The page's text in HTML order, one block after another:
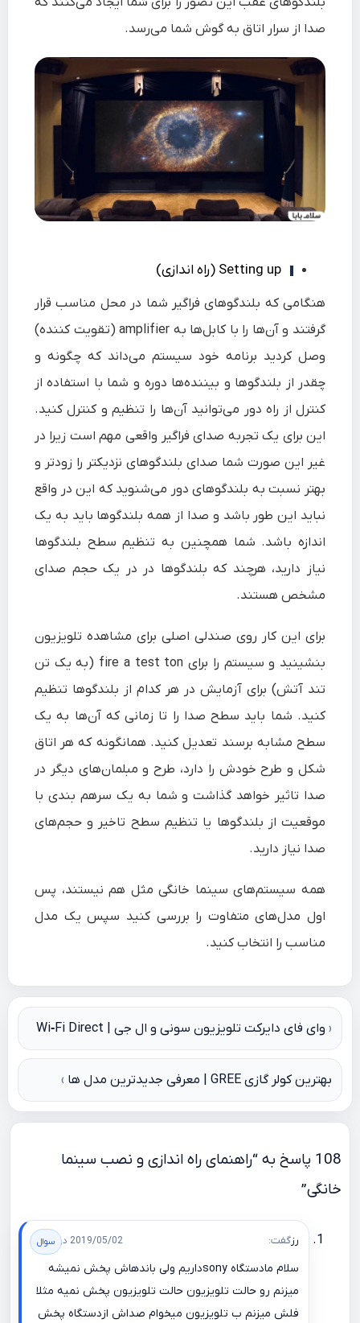
صدا از سرار اتاق به گوش شما می‌رسد.
Setting up (راه اندازی)
هنگامی که بلندگوهای فراگیر شما در محل مناسب قرار
گرفتند و آن‌ها را با کابل‌ها به amplifier (تقویت کننده)
وصل کردید برنامه خود سیستم می‌داند که چگونه و
چقدر از بلندگوها و بیننده‌ها دوره و شما با استفاده از
کنترل از راه دور می‌توانید آن‌ها را تنظیم و کنترل کنید.
این برای یک تجربه صدای فراگیر واقعی مهم است زیرا در
غیر این صورت شما صدای بلندگو‌های نزدیکتر را زودتر و
بهتر نسبت به بلندگوهای دور می‌شنوید که این در واقع
نباید این طور باشد و صدا از همه بلندگوها باید به یک
اندازه باشد. شما همچنین به تنظیم سطح بلندگوها
نیاز دارید، هرچند که بلندگوها در در یک حجم صدای
مشخص هستند.
برای این کار روی صندلی اصلی برای مشاهده تلویزیون
بنشینید و سیستم را برای fire a test ton (به یک تن
تند آتش) برای آزمایش در هر کدام از بلندگوها تنظیم
کنید. شما باید سطح صدا را تا زمانی که آن‌ها به یک
سطح مشابه برسند تعدیل کنید. همانگونه که هر اتاق
شکل و طرح خودش را دارد، طرح و مبلمان‌های دیگر در
صدا تاثیر خواهد گذاشت و شما به یک سرهم بندی با
موقعیت از بلندگوها یا تنظیم سطح تاخیر و حجم‌های
صدا نیاز دارید.
همه سیستم‌های سینما خانگی مثل هم نیستند، پس
اول مدل‌های متفاوت را بررسی کنید سپس یک مدل
مناسب را انتخاب کنید.
راهبری
نوشته
وای فای دایرکت تلویزیون سونی و ال جی | Wi‑Fi Direct
بهترین کولر گازی GREE | معرفی جدیدترین مدل ها
108 پاسخ به “راهنمای راه اندازی و نصب سینما
خانگی”
رزگفت: 2019/05/02 در 11:58
سلام مادستگاه sonyداریم ولی باندهاش پخش نمیشه
میزنم رو حالت تلویزیون حالت تلویزیون پخش نمیه مثلا
فلش میزنم ب تلویزیون میخوام صداش ازدستگاه پخش